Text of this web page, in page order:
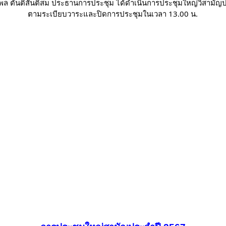
ล ตันติสันติสม ประธานการประชุม ได้ดำเนินการประชุมใหญ่วิสามัญ
ตามระเบียบวาระและปิดการประชุมในเวลา 13.00 น.